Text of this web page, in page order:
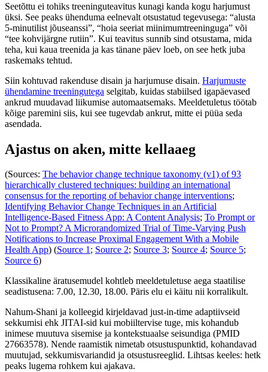
Seetõttu ei tohiks treeninguteavitus kunagi kanda kogu harjumust
üksi. See peaks ühenduma eelnevalt otsustatud tegevusega: “alusta
5-minutilist jõuseanssi”, “hoia seeriat miinimumtreeninguga” või
“tee kohvijärgne rutiin”. Kui teavitus sunnib sind otsustama, mida
teha, kui kaua treenida ja kas tänane päev loeb, on see hetk juba
raskemaks tehtud.
Siin kohtuvad rakenduse disain ja harjumuse disain. Harjumuste
ühendamine treeningutega selgitab, kuidas stabiilsed igapäevased
ankrud muudavad liikumise automaatsemaks. Meeldetuletus töötab
kõige paremini siis, kui see tugevdab ankrut, mitte ei püüa seda
asendada.
Ajastus on aken, mitte kellaaeg
(Sources: The behavior change technique taxonomy (v1) of 93
hierarchically clustered techniques: building an international
consensus for the reporting of behavior change interventions;
Identifying Behavior Change Techniques in an Artificial
Intelligence-Based Fitness App: A Content Analysis; To Prompt or
Not to Prompt? A Microrandomized Trial of Time-Varying Push
Notifications to Increase Proximal Engagement With a Mobile
Health App) (Source 1; Source 2; Source 3; Source 4; Source 5;
Source 6)
Klassikaline äratusemudel kohtleb meeldetuletuse aega staatilise
seadistusena: 7.00, 12.30, 18.00. Päris elu ei käitu nii korralikult.
Nahum-Shani ja kolleegid kirjeldavad just-in-time adaptiivseid
sekkumisi ehk JITAI-sid kui mobiiltervise tuge, mis kohandub
inimese muutuva sisemise ja kontekstuaalse seisundiga (PMID
27663578). Nende raamistik nimetab otsustuspunktid, kohandavad
muutujad, sekkumisvariandid ja otsustusreeglid. Lihtsas keeles: hetk
peaks lugema rohkem kui ajakava.